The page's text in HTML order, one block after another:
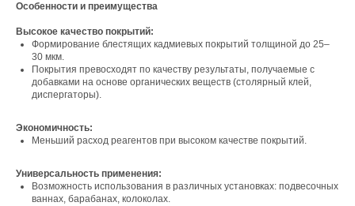
Особенности и преимущества
Высокое качество покрытий:
Формирование блестящих кадмиевых покрытий толщиной до 25–
30 мкм.
Покрытия превосходят по качеству результаты, получаемые с
добавками на основе органических веществ (столярный клей,
диспергаторы).
Экономичность:
Меньший расход реагентов при высоком качестве покрытий.
Универсальность применения:
Возможность использования в различных установках: подвесочных
ваннах, барабанах, колоколах.